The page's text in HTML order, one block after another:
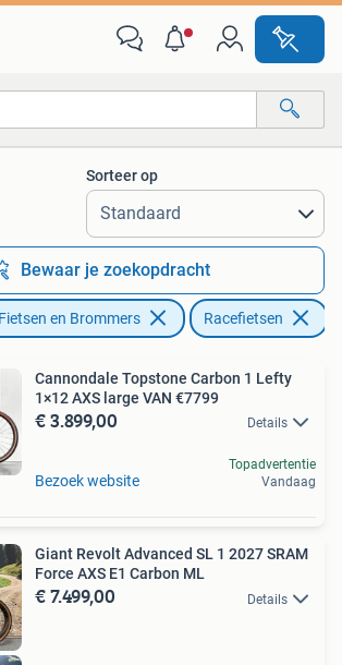
Alle afstanden…
Sorteer op
Bewaar je zoekopdracht
Fietsen en Brommers Racefietsen
Cannondale Topstone Carbon 1 Lefty
1×12 AXS large VAN €7799
€ 3.899,00 Details
Bezoek website
Topadvertentie
Vandaag
Giant Revolt Advanced SL 1 2027 SRAM
Force AXS E1 Carbon ML
€ 7.499,00 Details